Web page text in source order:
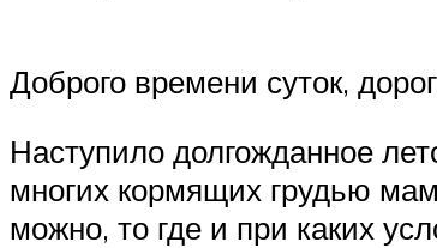
Доброго времени суток,
Наступило долгожданное
многих кормящих грудью
можно, то где и при каких